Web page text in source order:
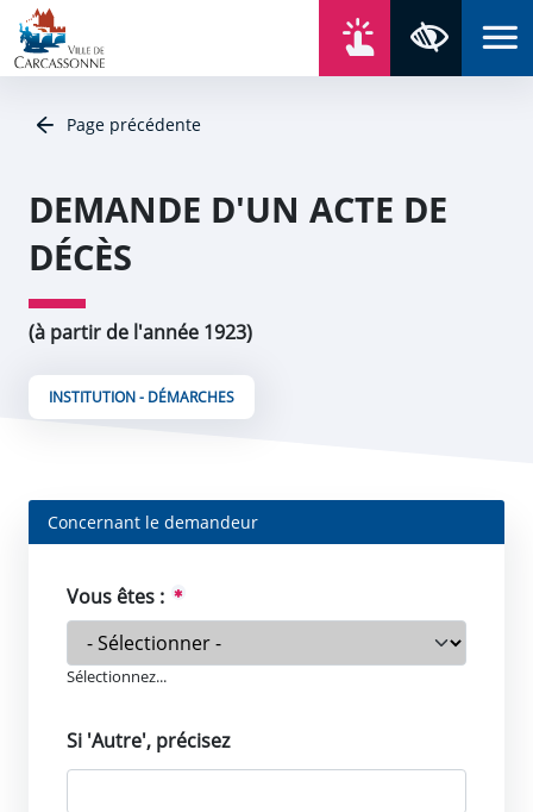
Aller au contenu
Aller au menu
Aller au plan du site
Aller à la recherche
Page précédente
DEMANDE D'UN ACTE DE
DÉCÈS
(à partir de l'année 1923)
INSTITUTION - DÉMARCHES
Concernant le demandeur
Vous êtes :
Sélectionnez...
Si 'Autre', précisez
Panneau de gestion des cookies